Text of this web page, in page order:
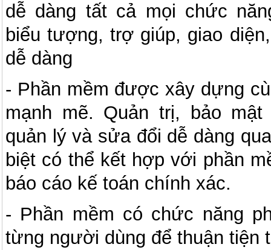
dễ dàng tất cả mọi chức
biểu tượng, trợ giúp, giao
dễ dàng
- Phần mềm được xây dựng
mạnh mẽ. Quản trị, bảo
quản lý và sửa đổi dễ dàng
biệt có thể kết hợp với phần
báo cáo kế toán chính xác.
- Phần mềm có chức năng
từng người dùng để thuận tiện